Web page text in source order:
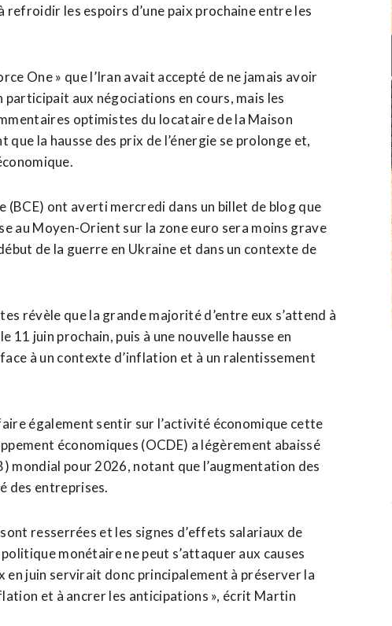
les espoirs d’une paix prochaine entre les
One » que l’Iran avait accepté de ne jamais ‌avoir
aux négociations en cours, mais les
​optimistes du locataire de la Maison
la hausse des prix de l’énergie se prolonge et,
(BCE) ont averti ‌mercredi dans un billet de blog que
au Moyen-Orient sur la zone euro sera moins grave
de la guerre en Ukraine et dans un contexte de
révèle que la grande majorité d’entre eux s’attend à
11 juin prochain, puis à une nouvelle hausse en
à un contexte d’inflation et ​à un ralentissement
également sentir sur l’activité économique cette
économiques (OCDE) a légèrement abaissé
pour 2026, notant que l’augmentation des
des entreprises.
resserrées et les signes d’effets salariaux de
monétaire ne peut s’attaquer aux causes
en juin servirait donc principalement à préserver la
et à ancrer les anticipations », écrit Martin